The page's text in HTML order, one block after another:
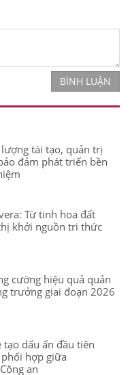
BÌNH LUẬN
tái tạo, quản trị
đảm phát triển bền
Từ tinh hoa đất
khởi nguồn tri thức
cường hiệu quả quản
trưởng giai đoạn 2026
tạo dấu ấn đầu tiên
hợp giữa
an